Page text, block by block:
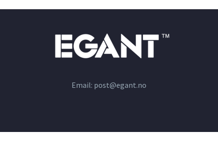
Email: post@egant.no